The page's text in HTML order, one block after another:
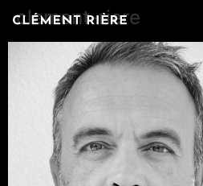
clement-riere